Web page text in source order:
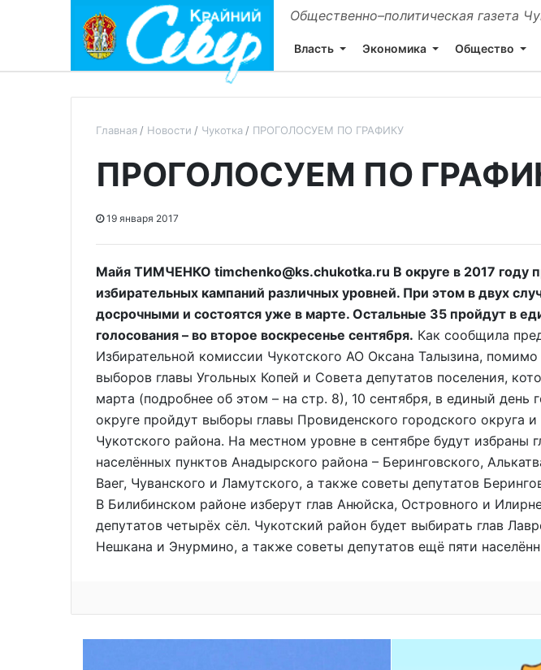
Общественно–политическая газета
Власть Экономика Общество
Главная Новости Чукотка ПРОГОЛОСУЕМ ПО ГРАФИКУ
ПРОГОЛОСУЕМ ПО
19 января 2017
Майя ТИМЧЕНКО timchenko@ks.chukotka.ru В округе в 2017 году
избирательных кампаний различных уровней. При этом в двух
досрочными и состоятся уже в марте. Остальные 35 пройдут в
голосования – во второе воскресенье сентября. Как сообщила
Избирательной комиссии Чукотского АО Оксана Талызина,
выборов главы Угольных Копей и Совета депутатов поселения,
марта (подробнее об этом – на стр. 8), 10 сентября, в единый день
округе пройдут выборы главы Провиденского городского округа
Чукотского района. На местном уровне в сентябре будут избраны
населённых пунктов Анадырского района – Беринговского,
Ваег, Чуванского и Ламутского, а также советы депутатов
В Билибинском районе изберут глав Анюйска, Островного и
депутатов четырёх сёл. Чукотский район будет выбирать глав
Нешкана и Энурмино, а также советы депутатов ещё пяти